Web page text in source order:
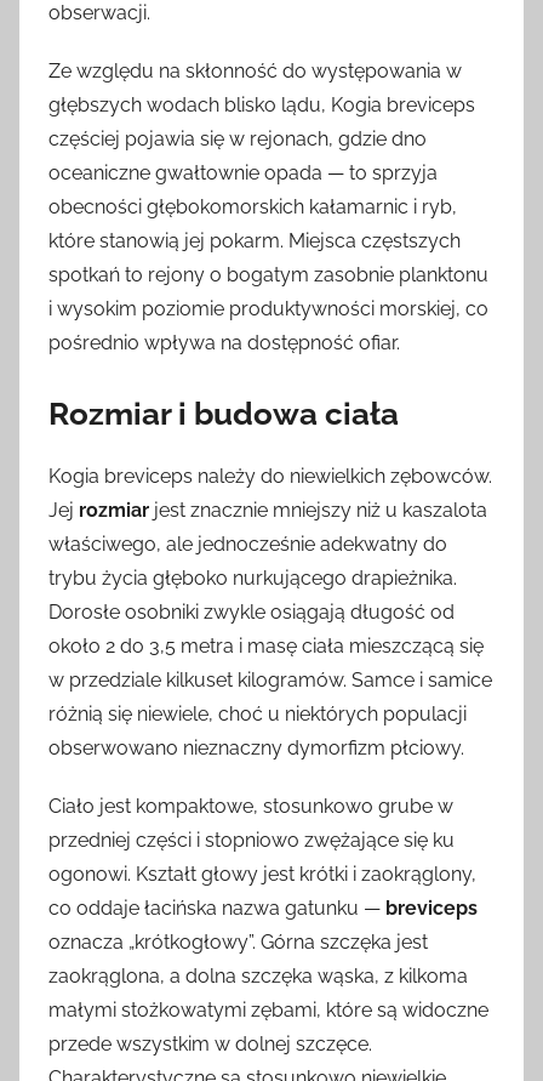
obserwacji.
Ze względu na skłonność do występowania w
głębszych wodach blisko lądu, Kogia breviceps
częściej pojawia się w rejonach, gdzie dno
oceaniczne gwałtownie opada — to sprzyja
obecności głębokomorskich kałamarnic i ryb,
które stanowią jej pokarm. Miejsca częstszych
spotkań to rejony o bogatym zasobnie planktonu
i wysokim poziomie produktywności morskiej, co
pośrednio wpływa na dostępność ofiar.
Rozmiar i budowa ciała
Kogia breviceps należy do niewielkich zębowców.
Jej rozmiar jest znacznie mniejszy niż u kaszalota
właściwego, ale jednocześnie adekwatny do
trybu życia głęboko nurkującego drapieżnika.
Dorosłe osobniki zwykle osiągają długość od
około 2 do 3,5 metra i masę ciała mieszczącą się
w przedziale kilkuset kilogramów. Samce i samice
różnią się niewiele, choć u niektórych populacji
obserwowano nieznaczny dymorfizm płciowy.
Ciało jest kompaktowe, stosunkowo grube w
przedniej części i stopniowo zwężające się ku
ogonowi. Kształt głowy jest krótki i zaokrąglony,
co oddaje łacińska nazwa gatunku — breviceps
oznacza „krótkogłowy”. Górna szczęka jest
zaokrąglona, a dolna szczęka wąska, z kilkoma
małymi stożkowatymi zębami, które są widoczne
przede wszystkim w dolnej szczęce.